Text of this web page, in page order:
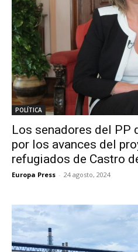
POLÍTICA
Los senadores del PP
por los avances del
refugiados de Castro
Europa Press - 24 agosto, 2024